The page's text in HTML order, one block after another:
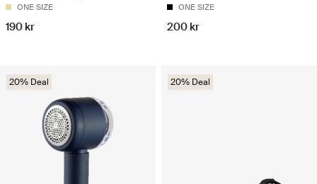
ONE SIZE
190 kr
ONE SIZE
200 kr
20% Deal 20% Deal